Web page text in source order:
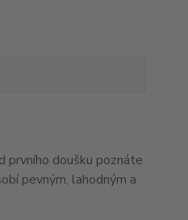
prvního doušku poznáte
pevným, lahodným a